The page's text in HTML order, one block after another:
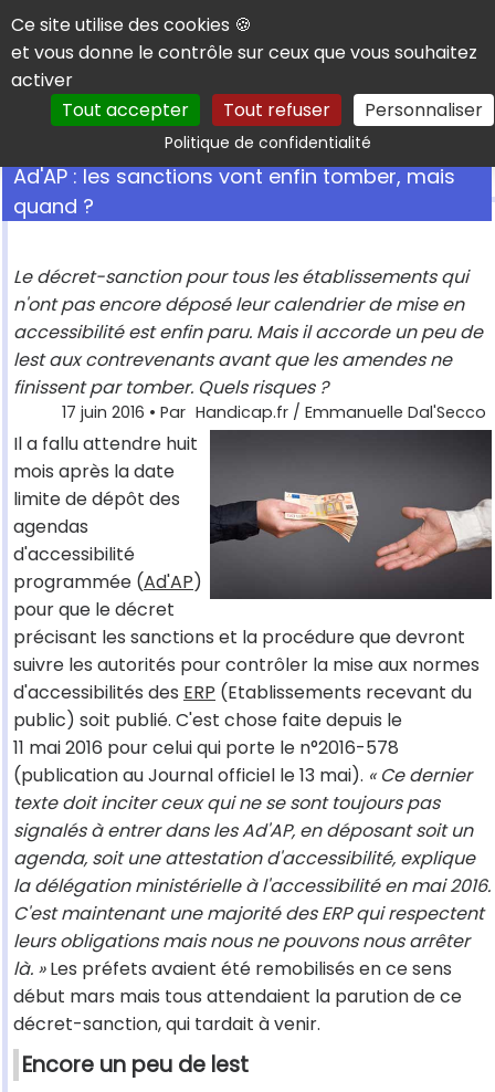
Panneau de gestion des cookies
Ce site utilise des cookies 🍪
et vous donne le contrôle sur ceux que vous souhaitez
activer
Tout accepter
Tout refuser Personnaliser
Politique de confidentialitéRechercher
Ad'AP : les sanctions vont enfin tomber, mais
quand ?
Le décret-sanction pour tous les établissements qui
n'ont pas encore déposé leur calendrier de mise en
accessibilité est enfin paru. Mais il accorde un peu de
lest aux contrevenants avant que les amendes ne
finissent par tomber. Quels risques ?
17 juin 2016 • Par Handicap.fr / Emmanuelle Dal'Secco
Il a fallu attendre huit
mois après la date
limite de dépôt des
agendas
d'accessibilité
programmée (Ad'AP)
pour que le décret
précisant les sanctions et la procédure que devront
suivre les autorités pour contrôler la mise aux normes
d'accessibilités des ERP (Etablissements recevant du
public) soit publié. C'est chose faite depuis le
11 mai 2016 pour celui qui porte le n°2016-578
(publication au Journal officiel le 13 mai). « Ce dernier
texte doit inciter ceux qui ne se sont toujours pas
signalés à entrer dans les Ad'AP, en déposant soit un
agenda, soit une attestation d'accessibilité, explique
la délégation ministérielle à l'accessibilité en mai 2016.
C'est maintenant une majorité des ERP qui respectent
leurs obligations mais nous ne pouvons nous arrêter
là. »Les préfets avaient été remobilisés en ce sens
début mars mais tous attendaient la parution de ce
décret-sanction, qui tardait à venir.
Encore un peu de lest